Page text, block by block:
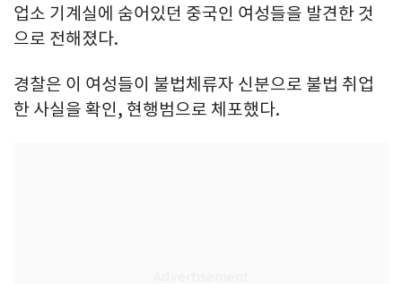
업소 기계실에 숨어있던 중국인 여성들을 발견한 것
으로 전해졌다.
경찰은 이 여성들이 불법체류자 신분으로 불법 취업
한 사실을 확인, 현행범으로 체포했다.